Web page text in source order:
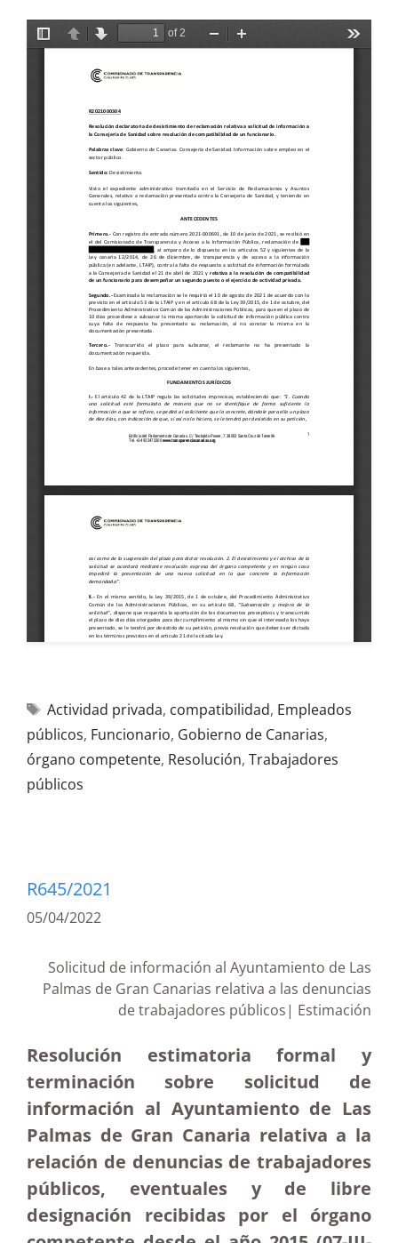
Actividad privada, compatibilidad, Empleados
públicos, Funcionario, Gobierno de Canarias,
órgano competente, Resolución, Trabajadores
públicos
R645/2021
05/04/2022
Solicitud de información al Ayuntamiento de Las
Palmas de Gran Canarias relativa a las denuncias
de trabajadores públicos| Estimación
Resolución estimatoria formal y
terminación sobre solicitud de
información al Ayuntamiento de Las
Palmas de Gran Canaria relativa a la
relación de denuncias de trabajadores
públicos, eventuales y de libre
designación recibidas por el órgano